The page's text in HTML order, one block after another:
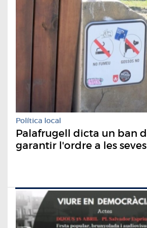
Política local
Palafrugell dicta un ban
garantir l'ordre a les